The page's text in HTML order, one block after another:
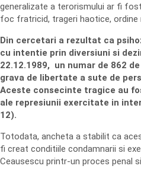
generalizate a terorismului ar fi
foc fratricid, trageri haotice,
Din cercetari a rezultat ca
cu intentie prin diversiuni si
22.12.1989, un numar de 862
grava de libertate a sute de
Aceste consecinte tragice au
ale represiunii exercitate in
12).
Totodata, ancheta a stabilit ca
fi creat conditiile condamnarii si
Ceausescu printr-un proces penal